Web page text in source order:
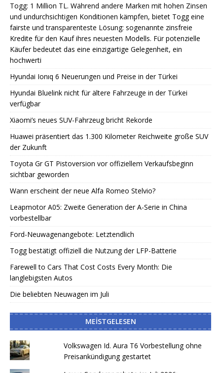
Togg: 1 Million TL. Während andere Marken mit hohen Zinsen
und undurchsichtigen Konditionen kämpfen, bietet Togg eine
fairste und transparenteste Lösung: sogenannte zinsfreie
Kredite für den Kauf ihres neuesten Modells. Für potenzielle
Käufer bedeutet das eine einzigartige Gelegenheit, ein
hochwerti
Hyundai Ionıq 6 Neuerungen und Preise in der Türkei
Hyundai Bluelink nicht für ältere Fahrzeuge in der Türkei
verfügbar
Xiaomi’s neues SUV-Fahrzeug bricht Rekorde
Huawei präsentiert das 1.300 Kilometer Reichweite große SUV
der Zukunft
Toyota Gr GT Pistoversion vor offiziellem Verkaufsbeginn
sichtbar geworden
Wann erscheint der neue Alfa Romeo Stelvio?
Leapmotor A05: Zweite Generation der A-Serie in China
vorbestellbar
Ford-Neuwagenangebote: Letztendlich
Togg bestätigt offiziell die Nutzung der LFP-Batterie
Farewell to Cars That Cost Costs Every Month: Die
langlebigsten Autos
Die beliebten Neuwagen im Juli
MEISTGELESEN
Volkswagen Id. Aura T6 Vorbestellung ohne
Preisankündigung gestartet